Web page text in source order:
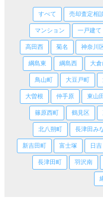
すべて 売却査定相
マンション 一戸建て
高田西 菊名 神奈川
綱島東 綱島西 大倉
鳥山町 大豆戸町
大曽根 仲手原 東山
篠原西町 鶴見区
北八朔町 長津田み
新吉田町 富士塚 日吉
長津田町 羽沢南